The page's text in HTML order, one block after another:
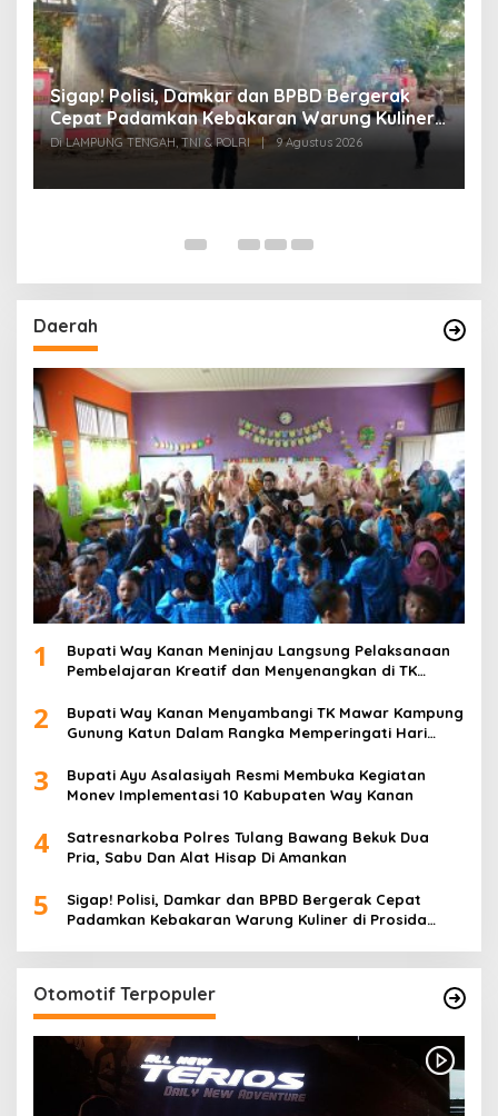
Sigap! Polisi, Damkar dan BPBD Bergerak
Cepat Padamkan Kebakaran Warung Kuliner
di Prosida Bandar Jaya
Di LAMPUNG TENGAH, TNI & POLRI | 9 Agustus 2026
Daerah
1
Bupati Way Kanan Meninjau Langsung Pelaksanaan
Pembelajaran Kreatif dan Menyenangkan di TK
2
Bupati Way Kanan Menyambangi TK Mawar Kampung
Gunung Katun Dalam Rangka Memperingati Hari
3
Bupati Ayu Asalasiyah Resmi Membuka Kegiatan
Monev Implementasi 10 Kabupaten Way Kanan
4
Satresnarkoba Polres Tulang Bawang Bekuk Dua
Pria, Sabu Dan Alat Hisap Di Amankan
5
Sigap! Polisi, Damkar dan BPBD Bergerak Cepat
Padamkan Kebakaran Warung Kuliner di Prosida
Otomotif Terpopuler